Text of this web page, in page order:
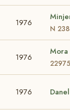
1976
N
1976
22975
1976